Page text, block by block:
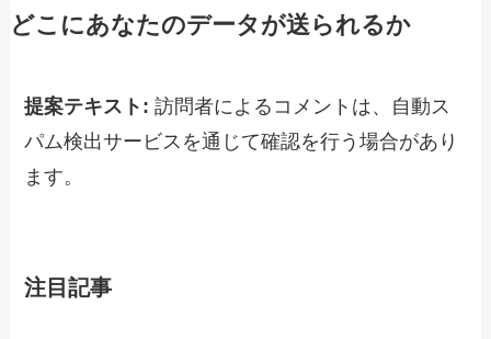
どこにあなたのデータが送られるか
提案テキスト:訪問者によるコメントは、自動ス
パム検出サービスを通じて確認を行う場合があり
ます。
注目記事